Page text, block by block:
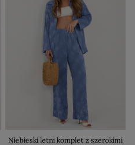
Niebieski letni komplet z szerokimi